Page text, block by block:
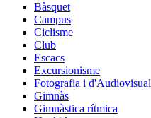
Bàsquet
Campus
Ciclisme
Club
Escacs
Excursionisme
Fotografia i d'Audiovisual
Gimnàs
Gimnàstica rítmica